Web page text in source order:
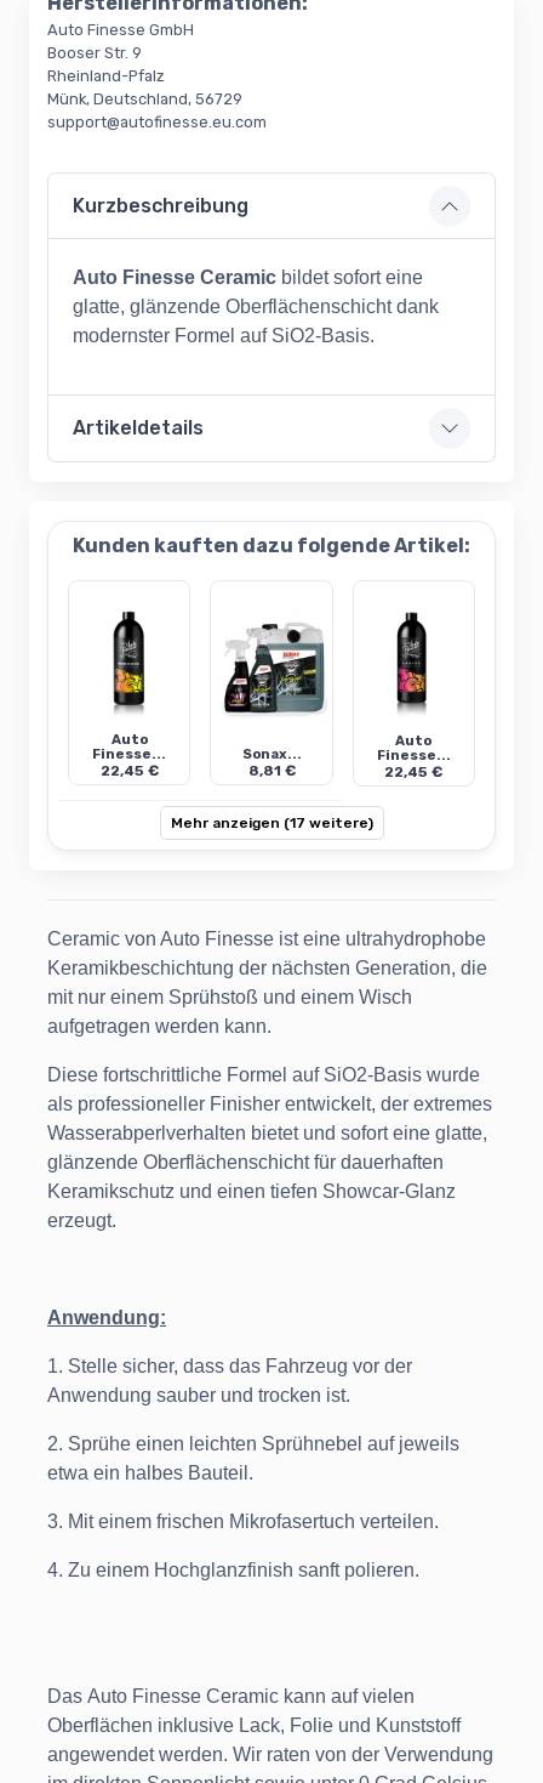
Auto Finesse GmbH
Booser Str. 9
Rheinland-Pfalz
Münk, Deutschland, 56729
support@autofinesse.eu.com
Kurzbeschreibung
Auto Finesse Ceramic bildet sofort eine
glatte, glänzende Oberflächenschichtdank
modernster Formel auf SiO2-Basis.
Artikeldetails
Kunden kauften dazu folgende Artikel:
Auto
Finesse...
22,45 €
Sonax...
8,81 €
Auto
Finesse...
22,45 €
Mehr anzeigen (17 weitere)
Ceramic von Auto Finesse ist eine ultrahydrophobe
Keramikbeschichtung der nächsten Generation, die
mit nur einem Sprühstoß und einem Wisch
aufgetragen werden kann.
Diese fortschrittliche Formel auf SiO2-Basis wurde
als professioneller Finisher entwickelt, der extremes
Wasserabperlverhalten bietet und sofort eine glatte,
glänzende Oberflächenschicht für dauerhaften
Keramikschutz und einen tiefen Showcar-Glanz
erzeugt.
Anwendung:
1. Stelle sicher, dass das Fahrzeug vor der
Anwendung sauber und trocken ist.
2. Sprühe einen leichten Sprühnebel auf jeweils
etwa ein halbes Bauteil.
3. Mit einem frischen Mikrofasertuch verteilen.
4. Zu einem Hochglanzfinish sanft polieren.
Das Auto Finesse Ceramic kann auf vielen
Oberflächen inklusive Lack, Folie und Kunststoff
angewendet werden. Wir raten von der Verwendung